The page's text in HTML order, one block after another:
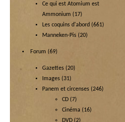
Ce qui est Atomium est
Ammonium (17)
Les coquins d'abord (661)
Manneken-Pis (20)
Forum (69)
Gazettes (20)
Images (31)
Panem et circenses (246)
CD (7)
Cinéma (16)
DVD (2)